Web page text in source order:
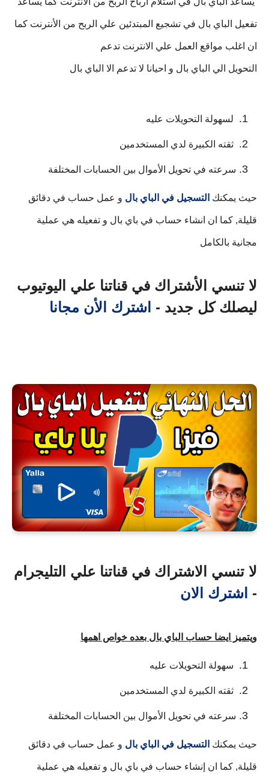
تفعيل الباي بال في تشجيع المبتدئين علي الربح من
ان اغلب مواقع العمل علي الانترنت تدعم
التحويل الي الباي بال و احيانا لا تدعم الا الباي بال
لسهولة التحويلات عليه
ثقته الكبيرة لدي المستخدمين
سرعته في تحويل الأموال بين الحسابات المختلفة
حيث يمكنك التسجيل في الباي بال
مجانية بالكامل
لا تنسي الأشتراك في قناتنا علي اليوتيوب
ليصلك كل جديد - اشترك الأن مجانا
لا تنسي الاشتراك في قناتنا علي التليجرام
- اشترك الان
ويتميز ايضا حساب الباي بال بعده خواص اهمها
سهولة التحويلات عليه
ثقته الكبيرة لدي المستخدمين
سرعته في تحويل الأموال بين الحسابات المختلفة
حيث يمكنك التسجيل في الباي بال